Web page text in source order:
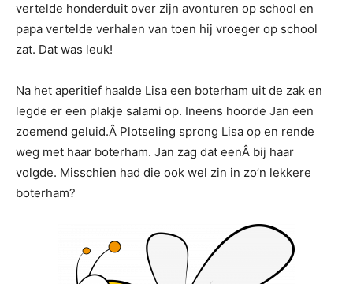
vertelde honderduit over zijn avonturen op school en
papa vertelde verhalen van toen hij vroeger op school
zat. Dat was leuk!
Na het aperitief haalde Lisa een boterham uit de zak en
legde er een plakje salami op. Ineens hoorde Jan een
zoemend geluid.Â Plotseling sprong Lisa op en rende
weg met haar boterham. Jan zag dat eenÂ bij haar
volgde. Misschien had die ook wel zin in zo’n lekkere
boterham?